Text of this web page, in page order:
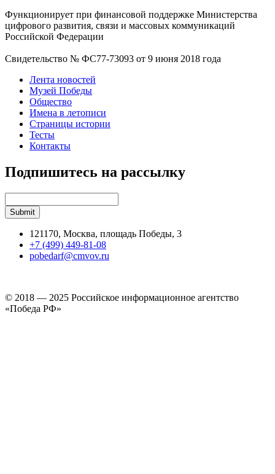
Функционирует при финансовой поддержке Министерства
цифрового развития, связи и массовых коммуникаций
Российской Федерации
Свидетельство № ФС77-73093 от 9 июня 2018 года
Лента новостей
Музей Победы
Общество
Имена в летописи
Страницы истории
Тесты
Контакты
Подпишитесь на рассылку
121170, Москва, площадь Победы, 3
+7 (499) 449-81-08
pobedarf@cmvov.ru
© 2018 — 2025 Российское информационное агентство
«Победа РФ»